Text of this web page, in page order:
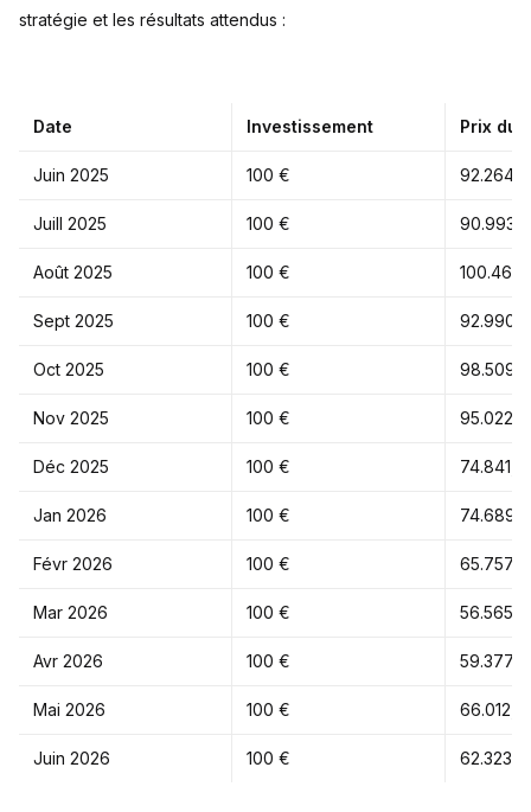
stratégie et les résultats attendus :
Date Investissement Prix du
Juin 2025 100 € 92.264,1
Juill 2025 100 €
Août 2025 100 €
Sept 2025 100 €
Oct 2025 100 €
Nov 2025 100 €
Déc 2025 100 € 74.841,2
Jan 2026 100 €
Févr 2026 100 €
Mar 2026 100 € 56.565,1
Avr 2026 100 €
Mai 2026 100 €
Juin 2026 100 €